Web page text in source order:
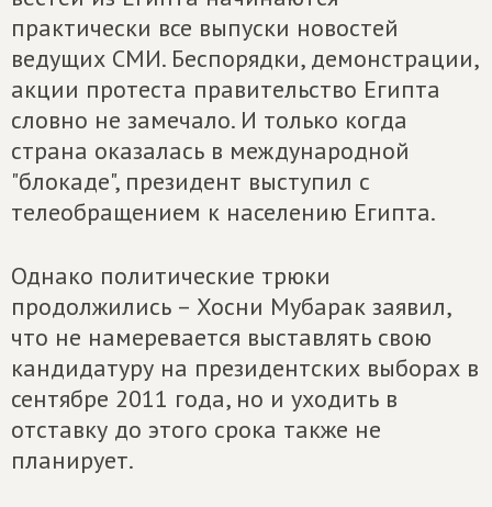
практически все выпуски новостей
ведущих СМИ. Беспорядки, демонстрации,
акции протеста правительство Египта
словно не замечало. И только когда
страна оказалась в международной
"блокаде", президент выступил с
телеобращением к населению Египта.
Однако политические трюки
продолжились – Хосни Мубарак заявил,
что не намеревается выставлять свою
кандидатуру на президентских выборах в
сентябре 2011 года, но и уходить в
отставку до этого срока также не
планирует.